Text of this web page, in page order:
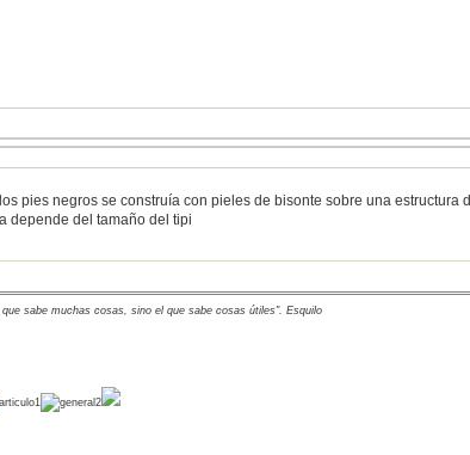
pies negros se construía con pieles de bisonte sobre una
depende del tamaño del tipi
que sabe muchas cosas, sino el que sabe cosas útiles". Esquilo